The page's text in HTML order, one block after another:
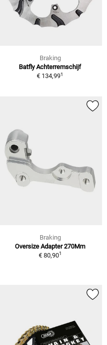
Braking
Batfly Achterremschijf
€ 134,991
Braking
Oversize Adapter 270Mm
€ 80,901